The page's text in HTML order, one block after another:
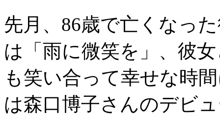
先月、86歳で亡くなっ
は「雨に微笑を」、彼
も笑い合って幸せな時
は森口博子さんのデビ